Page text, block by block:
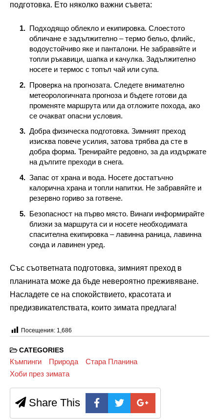
подготовка. Ето няколко важни съвета:
Подходящо облекло и екипировка. Слоестото
обличане е задължително – термо бельо, флийс,
водоустойчиво яке и панталони. Не забравяйте и
топли ръкавици, шапка и качулка. Задължително
носете и термос с топъл чай или супа.
Проверка на прогнозата. Следете внимателно
метеорологичната прогноза и бъдете готови да
променяте маршрута или да отложите похода, ако
се очакват опасни условия.
Добра физическа подготовка. Зимният преход
изисква повече усилия, затова трябва да сте в
добра форма. Тренирайте редовно, за да издържате
на дългите преходи в снега.
Запас от храна и вода. Носете достатъчно
калорична храна и топли напитки. Не забравяйте и
резервно гориво за готвене.
Безопасност на първо място. Винаги информирайте
близки за маршрута си и носете необходимата
спасителна екипировка – лавинна раница, лавинна
сонда и лавинен уред.
Със съответната подготовка, зимният преход в
планината може да бъде невероятно преживяване.
Насладете се на спокойствието, красотата и
предизвикателствата, които зимата предлага!
Посещения: 1,686
CATEGORIES
Къмпинги Природа
Стара Планина
Хоби през зимата
Share This